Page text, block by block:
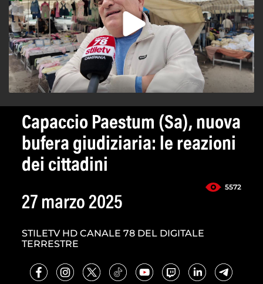
Capaccio Paestum (Sa), nuova
bufera giudiziaria: le reazioni
dei cittadini
5572
27 marzo 2025
STILETV HD CANALE 78 DEL DIGITALE
TERRESTRE